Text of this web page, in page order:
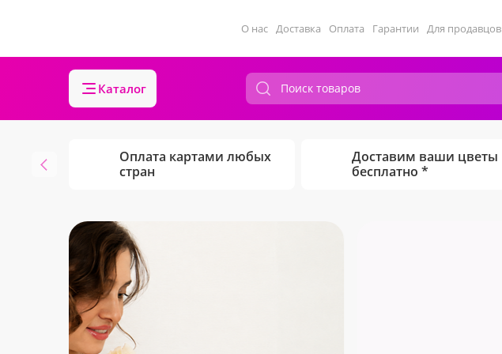
О нас Доставка Оплата Гарантии Для продавцов
Каталог
Оплата картами любых
стран
Доставим ваши цветы
бесплатно *